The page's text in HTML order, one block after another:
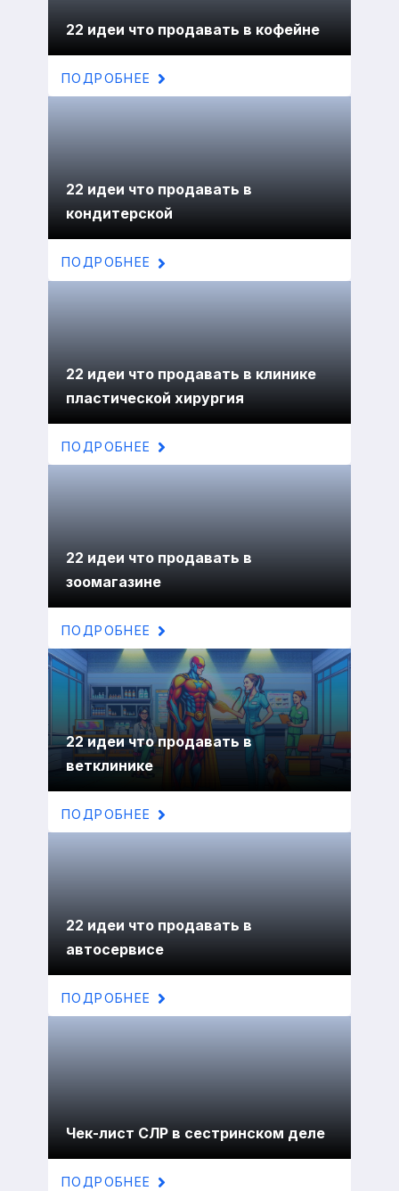
22 идеи что продавать в кофейне
ПОДРОБНЕЕ
22 идеи что продавать в
кондитерской
ПОДРОБНЕЕ
22 идеи что продавать в клинике
пластической хирургия
ПОДРОБНЕЕ
22 идеи что продавать в
зоомагазине
ПОДРОБНЕЕ
22 идеи что продавать в
ветклинике
ПОДРОБНЕЕ
22 идеи что продавать в
автосервисе
ПОДРОБНЕЕ
Чек-лист СЛР в сестринском деле
ПОДРОБНЕЕ